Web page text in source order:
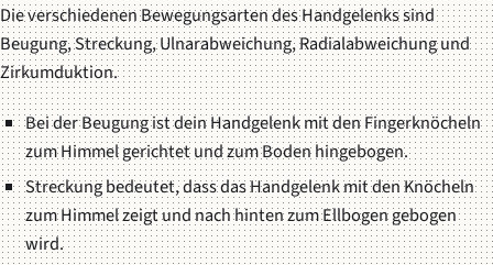
Die verschiedenen Bewegungsarten des Handgelenks sind
Beugung, Streckung, Ulnarabweichung, Radialabweichung und
Zirkumduktion.
Bei der Beugung ist dein Handgelenk mit den Fingerknöcheln
zum Himmel gerichtet und zum Boden hingebogen.
Streckung bedeutet, dass das Handgelenk mit den Knöcheln
zum Himmel zeigt und nach hinten zum Ellbogen gebogen
wird.